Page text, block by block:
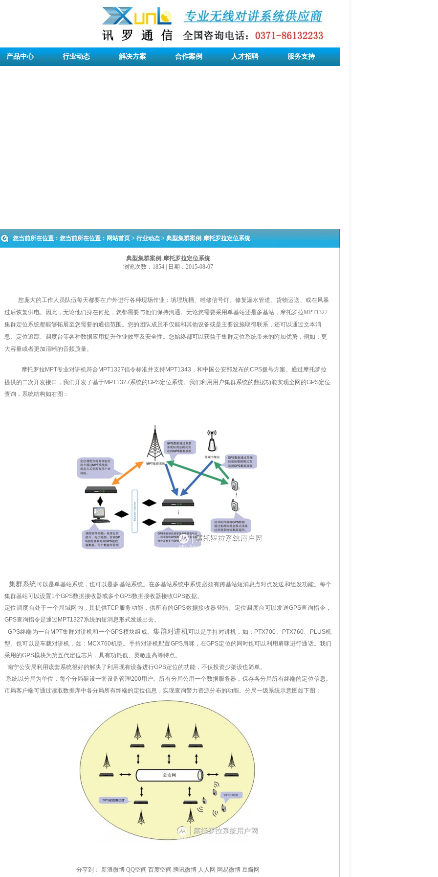
产品中心 行业动态 解决方案 合作案例 人才招聘 服务支持
您当前所在位置：您当前所在位置：网站首页>行业动态> 典型集群案例-摩托罗拉定位系统
典型集群案例-摩托罗拉定位系统
浏览次数：1854 | 日期：2015-08-07
您庞大的工作人员队伍每天都要在户外进行各种现场作业：填埋坑槽、维修信号灯、修复漏水管道、货物运送、或在风暴
过后恢复供电。因此，无论他们身在何处，您都需要与他们保持沟通。无论您需要采用单基站还是多基站， 摩托罗拉MPT1327
集群定位系统都能够拓展至您需要的通信范围。您的团队成员不仅能和其他设备或是主要设施取得联系，还可以通过文本消
息、定位追踪、调度台等各种数据应用提升作业效率及安全性。您始终都可以获益于集群定位系统带来的附加优势，例如：更
大容量或者更加清晰的音频质量。
摩托罗拉MPT专业对讲机符合MPT1327信令标准并支持MPT1343，和中国公安部发布的CPS拨号方案。通过摩托罗拉
提供的二次开发接口，我们开发了基于MPT1327系统的GPS定位系统。我们利用用户集群系统的数据功能实现全网的GPS定位
查询，系统结构如右图：
集群系统可以是单基站系统，也可以是多基站系统。在多基站系统中系统必须有跨基站短消息点对点发送和组发功能。每个
集群基站可以设置1个GPS数据接收器或多个GPS数据接收器接收GPS数据。
定位调度台处于一个局域网内，其提供TCP服务功能，供所有的GPS数据接收器登陆。定位调度台可以发送GPS查询指令，
GPS查询指令是通过MPT1327系统的短消息形式发送出去。
GPS终端为一台MPT集群对讲机和一个GPS模块组成。集群对讲机可以是手持对讲机，如：PTX700、PTX760、PLUS机
型。也可以是车载对讲机，如：MCX760机型。手持对讲机配置GPS肩咪，在GPS定位的同时也可以利用肩咪进行通话。我们
采用的GPS模块为第五代定位芯片，具有功耗低、灵敏度高等特点。
南宁公安局利用该套系统很好的解决了利用现有设备进行GPS定位的功能，不仅投资少架设也简单。
系统以分局为单位，每个分局架设一套设备管理200用户。所有分局公用一个数据服务器，保存各分局所有终端的定位信息。
市局客户端可通过读取数据库中各分局所有终端的定位信息，实现查询警力资源分布的功能。分局一级系统示意图如下图：
分享到： 新浪微博 QQ空间 百度空间 腾讯微博 人人网 网易微博 豆瓣网